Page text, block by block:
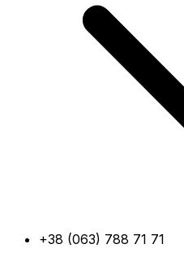
+38 (063) 788 71 71